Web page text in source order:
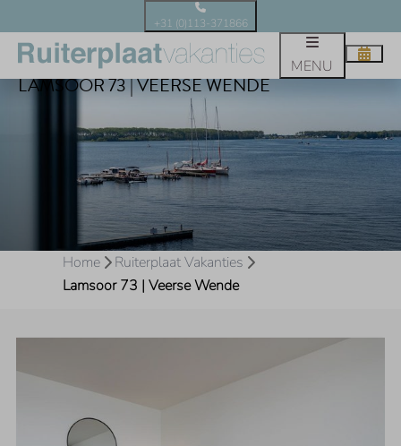
+31 (0)113-371866
MENU
LAMSOOR 73 | VEERSE WENDE
Home
Ruiterplaat Vakanties
Lamsoor 73 | Veerse Wende